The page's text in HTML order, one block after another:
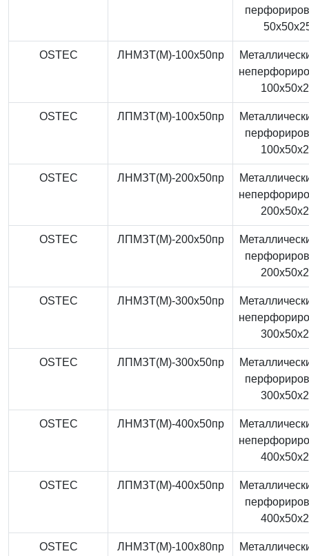
OSTEC ЛНМЗТ(М)-100x50пр
OSTEC ЛПМЗТ(М)-100x50пр
OSTEC ЛНМЗТ(М)-200x50пр
OSTEC ЛПМЗТ(М)-200x50пр
OSTEC ЛНМЗТ(М)-300x50пр
OSTEC ЛПМЗТ(М)-300x50пр
OSTEC ЛНМЗТ(М)-400x50пр
OSTEC ЛПМЗТ(М)-400x50пр
OSTEC ЛНМЗТ(М)-100x80пр